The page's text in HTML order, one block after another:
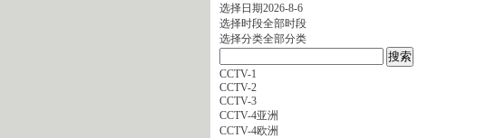
选择日期2026-8-6
选择时段全部时段
选择分类全部分类
CCTV-1
CCTV-2
CCTV-3
CCTV-4亚洲
CCTV-4欧洲